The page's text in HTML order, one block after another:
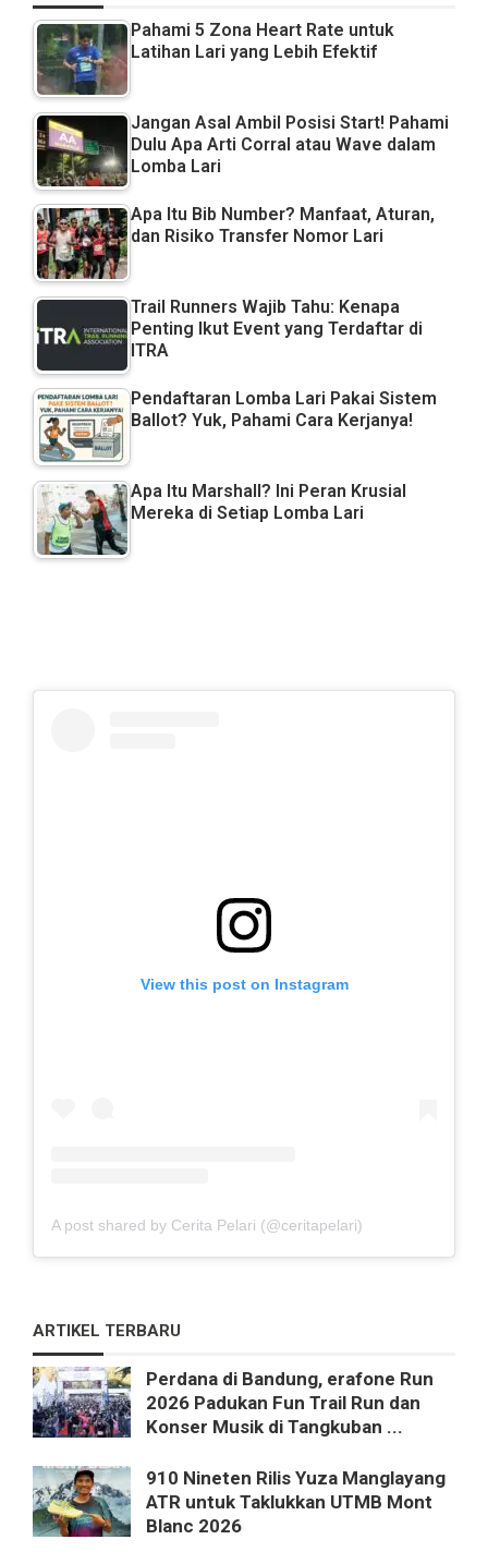
Pahami 5 Zona Heart Rate untuk
Latihan Lari yang Lebih Efektif
Jangan Asal Ambil Posisi Start! Pahami
Dulu Apa Arti Corral atau Wave dalam
Lomba Lari
Apa Itu Bib Number? Manfaat, Aturan,
dan Risiko Transfer Nomor Lari
Trail Runners Wajib Tahu: Kenapa
Penting Ikut Event yang Terdaftar di
ITRA
Pendaftaran Lomba Lari Pakai Sistem
Ballot? Yuk, Pahami Cara Kerjanya!
Apa Itu Marshall? Ini Peran Krusial
Mereka di Setiap Lomba Lari
View this post on Instagram
A post shared by Cerita Pelari (@ceritapelari)
ARTIKEL TERBARU
Perdana di Bandung, erafone Run
2026 Padukan Fun Trail Run dan
Konser Musik di Tangkuban ...
910 Nineten Rilis Yuza Manglayang
ATR untuk Taklukkan UTMB Mont
Blanc 2026